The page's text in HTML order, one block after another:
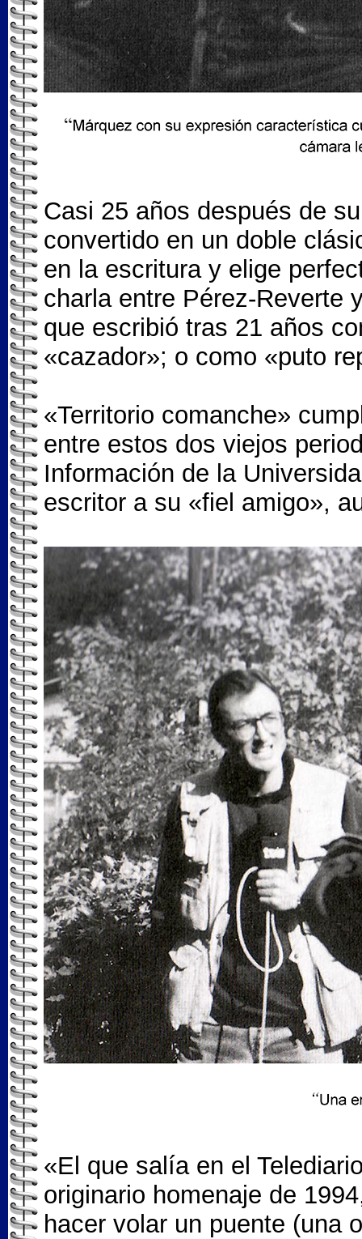
Casi 25 años después de
convertido en un doble
en la escritura y elige
charla entre Pérez-Reverte
que escribió tras 21 años
«cazador»; o como «puto
«Territorio comanche»
entre estos dos viejos
Información de la
escritor a su «fiel amigo»,
«El que salía en el
originario homenaje de
hacer volar un puente (una